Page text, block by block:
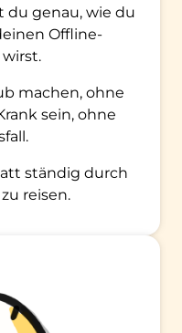
du genau, wie du
Offline-
machen, ohne
sein, ohne
ständig durch
reisen.